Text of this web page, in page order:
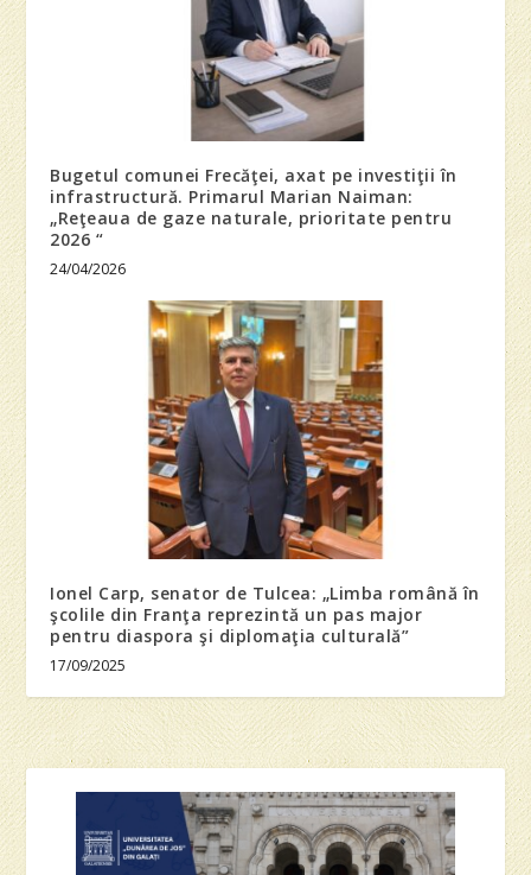
Bugetul comunei Frecăţei, axat pe investiţii în
infrastructură. Primarul Marian Naiman:
„Reţeaua de gaze naturale, prioritate pentru
2026 “
24/04/2026
Ionel Carp, senator de Tulcea: „Limba română în
şcolile din Franţa reprezintă un pas major
pentru diaspora şi diplomaţia culturală”
17/09/2025